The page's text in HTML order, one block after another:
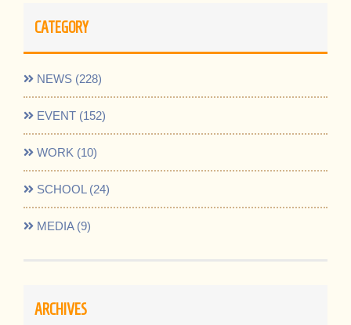
CATEGORY
NEWS (228)
EVENT (152)
WORK (10)
SCHOOL (24)
MEDIA (9)
ARCHIVES